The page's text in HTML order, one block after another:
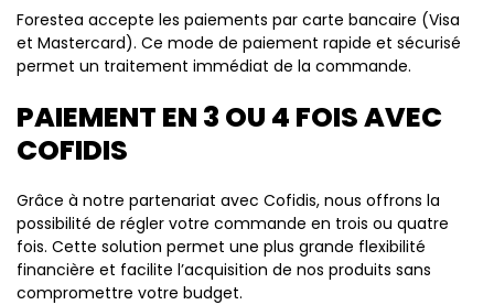
Forestea accepte les paiements par carte bancaire (Visa
et Mastercard). Ce mode de paiement rapide et sécurisé
permet un traitement immédiat de la commande.
PAIEMENT EN 3 OU 4 FOIS AVEC
COFIDIS
Grâce à notre partenariat avec Cofidis, nous offrons la
possibilité de régler votre commande en trois ou quatre
fois. Cette solution permet une plus grande flexibilité
financière et facilite l’acquisition de nos produits sans
compromettre votre budget.